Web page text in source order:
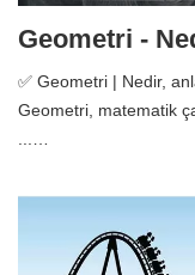
Geometri -
✅ Geometri | Nedir,
Geometri, matematik
...…